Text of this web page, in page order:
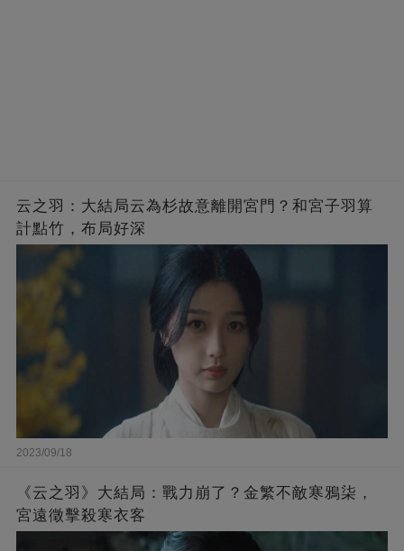
云之羽：大結局云為杉故意離開宮門？和宮子羽算
計點竹，布局好深
2023/09/18
《云之羽》大結局：戰力崩了？金繁不敵寒鴉柒，
宮遠徵擊殺寒衣客